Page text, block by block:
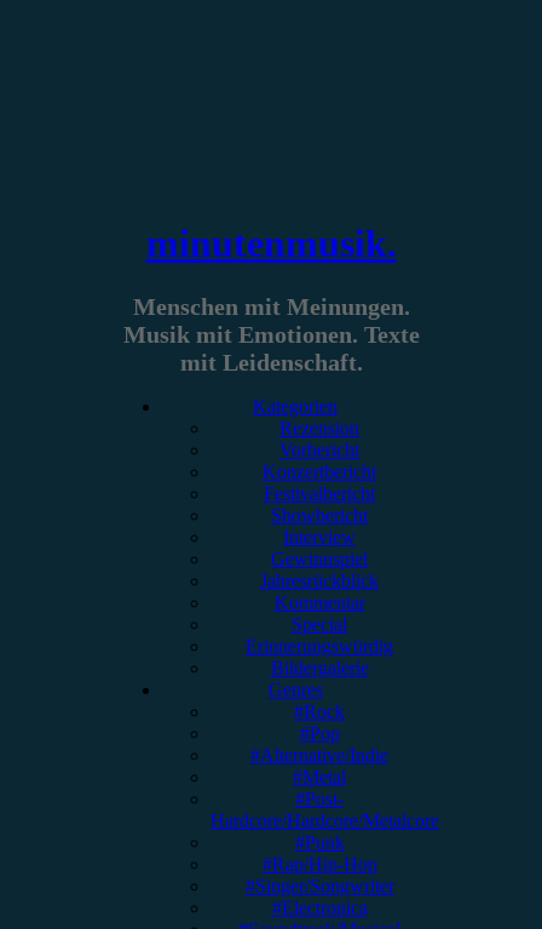
minutenmusik.
Menschen mit Meinungen.
Musik mit Emotionen. Texte
mit Leidenschaft.
Kategorien
Rezension
Vorbericht
Konzertbericht
Festivalbericht
Showbericht
Interview
Gewinnspiel
Jahresrückblick
Kommentar
Special
Erinnerungswürdig
Bildergalerie
Genres
#Rock
#Pop
#Alternative/Indie
#Metal
#Post-
Hardcore/Hardcore/Metalcore
#Punk
#Rap/Hip-Hop
#Singer/Songwriter
#Electronica